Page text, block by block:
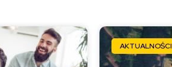
AKTUALNOŚCI